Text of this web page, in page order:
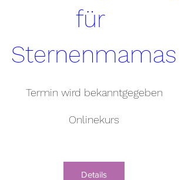
für
Sternenmamas
Termin wird bekanntgegeben
Onlinekurs
Details